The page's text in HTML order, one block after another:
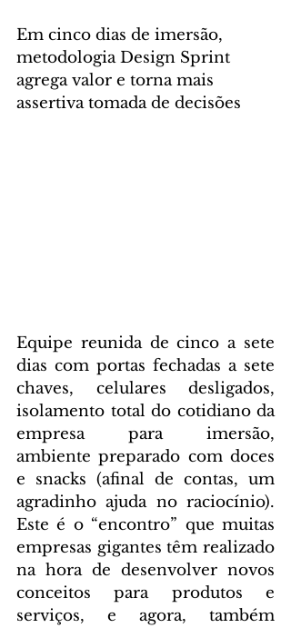
Em cinco dias de imersão,
metodologia Design Sprint
agrega valor e torna mais
assertiva tomada de decisões
Equipe reunida de cinco a sete
dias com portas fechadas a sete
chaves, celulares desligados,
isolamento total do cotidiano da
empresa para imersão,
ambiente preparado com doces
e snacks (afinal de contas, um
agradinho ajuda no raciocínio).
Este é o “encontro” que muitas
empresas gigantes têm realizado
na hora de desenvolver novos
conceitos para produtos e
serviços, e agora, também